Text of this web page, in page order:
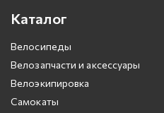
Каталог
Велосипеды
Велозапчасти и аксессуары
Велоэкипировка
Самокаты